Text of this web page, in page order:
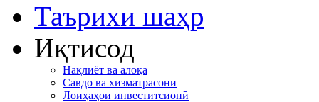
Таърихи шаҳр
Иқтисод
Нақлиёт ва алоқа
Савдо ва хизматрасонӣ
Лоиҳаҳои инвеститсионӣ